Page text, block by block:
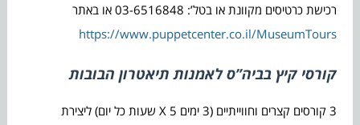
רכישת כרטיסים מקוונת או בטל’: 03-6516848 או באתר
https://www.puppetcenter.co.il/MuseumTours
קורסי קיץ בביה”ס לאמנות תיאטרון הבובות
3 קורסים קצרים וחווייתיים (3 ימים X 5 שעות כל יום) ליצירת